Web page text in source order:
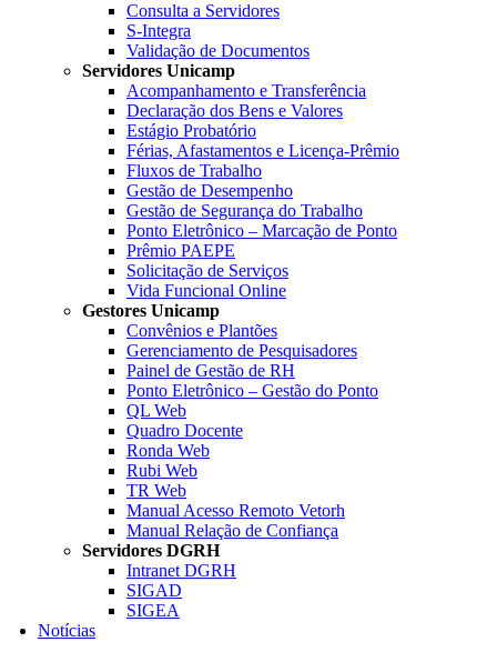
Consulta a Servidores
S-Integra
Validação de Documentos
Servidores Unicamp
Acompanhamento e Transferência
Declaração dos Bens e Valores
Estágio Probatório
Férias, Afastamentos e Licença-Prêmio
Fluxos de Trabalho
Gestão de Desempenho
Gestão de Segurança do Trabalho
Ponto Eletrônico – Marcação de Ponto
Prêmio PAEPE
Solicitação de Serviços
Vida Funcional Online
Gestores Unicamp
Convênios e Plantões
Gerenciamento de Pesquisadores
Painel de Gestão de RH
Ponto Eletrônico – Gestão do Ponto
QL Web
Quadro Docente
Ronda Web
Rubi Web
TR Web
Manual Acesso Remoto Vetorh
Manual Relação de Confiança
Servidores DGRH
Intranet DGRH
SIGAD
SIGEA
Notícias